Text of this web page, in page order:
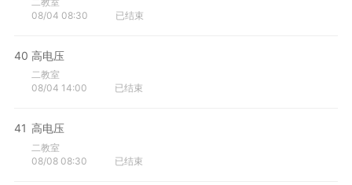
08/04 08:30
已结束
40 高电压
二教室
08/04 14:00
已结束
41 高电压
二教室
08/08 08:30
已结束